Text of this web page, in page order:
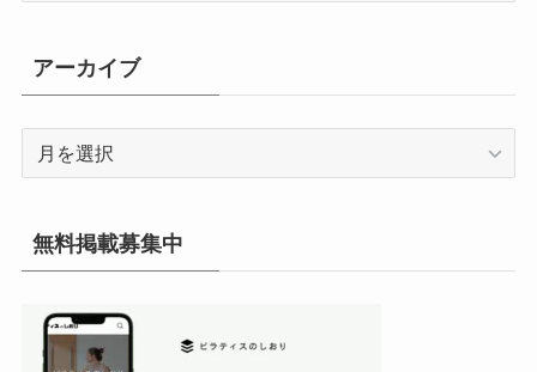
リ
ー
アーカイブ
イ
ブ
無料掲載募集中